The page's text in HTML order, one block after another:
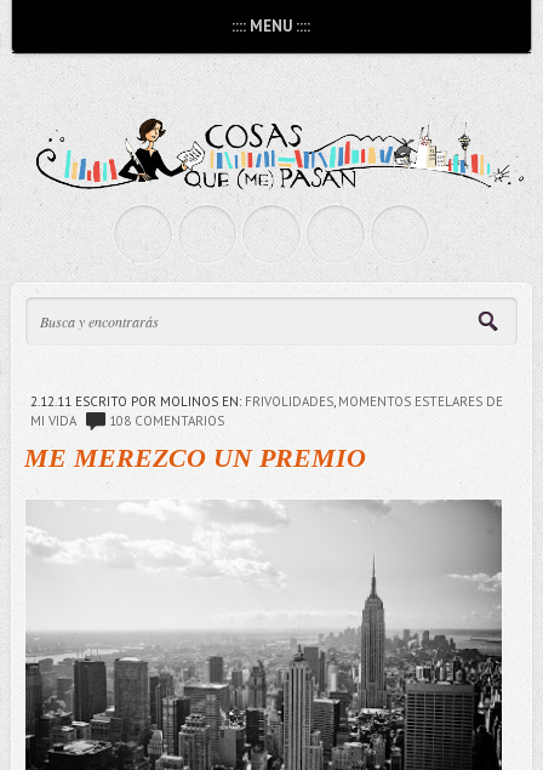
:::: MENU ::::
2.12.11 ESCRITO POR MOLINOS EN: FRIVOLIDADES, MOMENTOS ESTELARES DE
MI VIDA
108 COMENTARIOS
ME MEREZCO UN PREMIO